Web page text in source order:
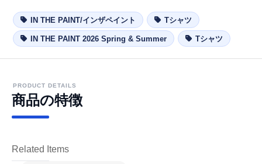
IN THE PAINT/インザペイント Tシャツ
IN THE PAINT 2026 Spring & Summer Tシャツ
PRODUCT DETAILS
商品の特徴
Related Items